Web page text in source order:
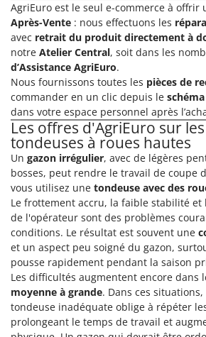
AgriEuro est le seul e-commerce à offrir
Après-Vente : nous effectuons les
avec retrait du produit directement à
notre Atelier Central, soit dans les
d’Assistance AgriEuro.
Nous fournissons toutes les pièces de
commander en un clic depuis le
dans votre espace personnel après
Les offres d'AgriEuro sur
tondeuses à roues hautes
Un gazon irrégulier, avec de légères
bosses, peut rendre le travail de coupe
vous utilisez une tondeuse avec des
Le frottement accru, la faible stabilité
de l'opérateur sont des problèmes
conditions. Le résultat est souvent une
et un aspect peu soigné du gazon,
pousse rapidement pendant la saison
Les difficultés augmentent encore dans
moyenne à grande. Dans ces
tondeuse inadéquate oblige à répéter
prolongeant le temps de travail et